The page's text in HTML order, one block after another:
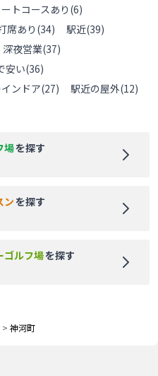
トコースあり (6)
席あり (34) 駅近(39)
深夜営業(37)
安い(36)
ンドア(27) 駅近の屋外(12)
場を探す
ンを探す
ゴルフ場を探す
> 神河町